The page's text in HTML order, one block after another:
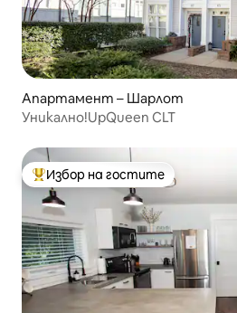
Апартамент – Шарлот
Уникално!UpQueen CLT
Най-популярен избор на гостите
Избор на гостите